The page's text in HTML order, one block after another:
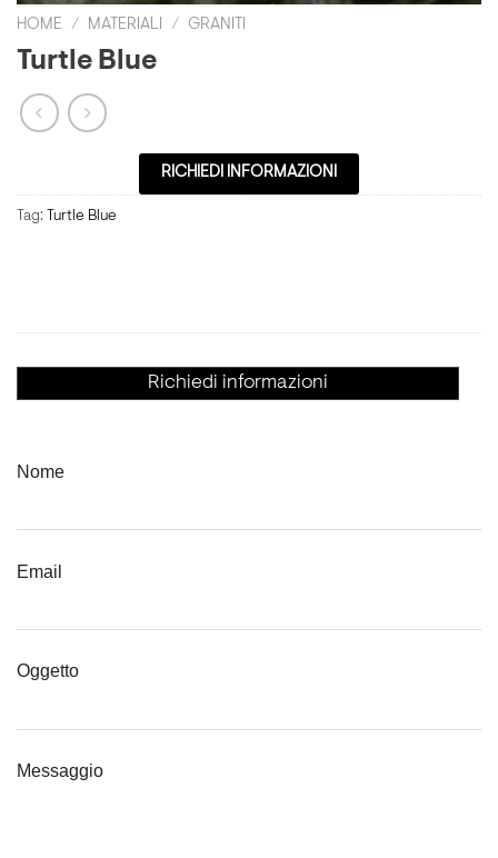
HOME / MATERIALI / GRANITI
Turtle Blue
RICHIEDI INFORMAZIONI
Tag: Turtle Blue
Richiedi informazioni
Nome
Email
Oggetto
Messaggio